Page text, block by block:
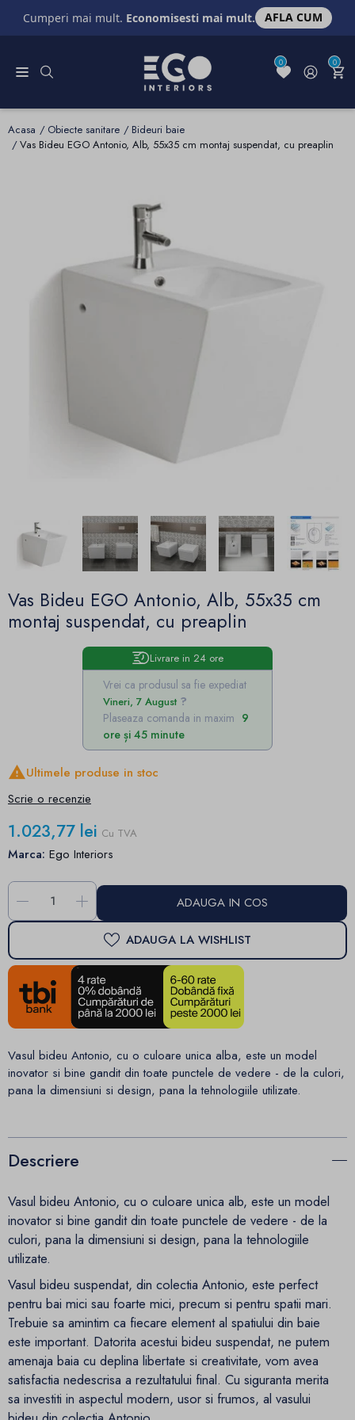
Cumperi mai mult. Economisesti mai mult. AFLA CUM
0 0
Acasa Obiecte sanitare
Bideuri baie
Vas Bideu EGO Antonio, Alb, 55x35 cm montaj suspendat, cu preaplin
Vas Bideu EGO Antonio, Alb, 55x35 cm
montaj suspendat, cu preaplin
Livrare in 24 ore
Vrei ca produsul sa fie expediat
Vineri, 7 August
Plaseaza comanda in maxim 9
ore și 45 minute
Ultimele produse in stoc
Scrie o recenzie
1.023,77 lei Cu TVA
Marca: Ego Interiors
- + ADAUGA IN COS
ADAUGA LA WISHLIST
Vasul bideu Antonio, cu o culoare unica alba, este un model
inovator si bine gandit din toate punctele de vedere - de la culori,
pana la dimensiuni si design, pana la tehnologiile utilizate.
Descriere
Vasul bideu Antonio, cu o culoare unica alb, este un model
inovator si bine gandit din toate punctele de vedere - de la
culori, pana la dimensiuni si design, pana la tehnologiile
utilizate.
Vasul bideu suspendat, din colectia Antonio, este perfect
pentru bai mici sau foarte mici, precum si pentru spatii mari.
Trebuie sa amintim ca fiecare element al spatiului din baie
este important. Datorita acestui bideu suspendat, ne putem
amenaja baia cu deplina libertate si creativitate, vom avea
satisfactia nedescrisa a rezultatului final. Cu siguranta merita
sa investiti in aspectul modern, usor si frumos, al vasului